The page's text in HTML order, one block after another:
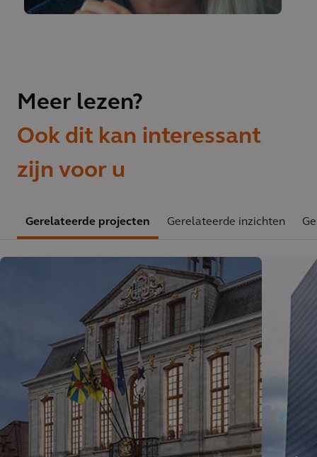
Meer lezen?
Ook dit kan interessant
zijn voor u
Gerelateerde projecten Gerelateerde inzichten